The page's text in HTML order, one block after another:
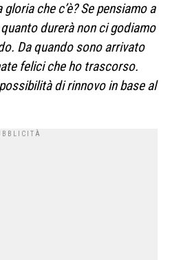
che c’è? Se pensiamo a
durerà non ci godiamo
Da quando sono arrivato
felici che ho trascorso.
di rinnovo in base al